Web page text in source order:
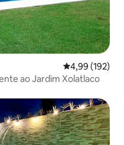
4,99 de uma
4,99 (192)
ao Jardim Xolatlaco